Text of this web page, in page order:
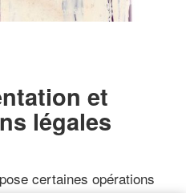
et
légales
certaines opérations